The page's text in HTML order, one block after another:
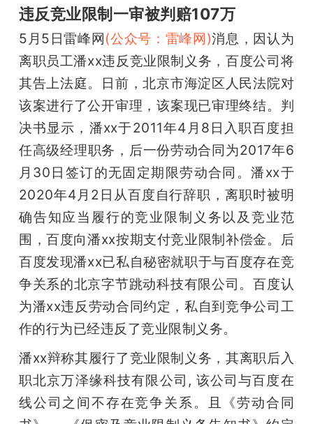
开
课
活
动
中
专
题
爱
违反竞业限制一审被判赔107万
5月5日雷峰网(公众号：雷峰网)消息，因认为
离职员工潘xx违反竞业限制义务，百度公司将
其告上法庭。日前，北京市海淀区人民法院对
该案进行了公开审理，该案现已审理终结。判
决书显示，潘xx于2011年4月8日入职百度担
任高级经理职务，后一份劳动合同为2017年6
月30日签订的无固定期限劳动合同。潘xx于
2020年4月2日从百度自行辞职，离职时被明
确告知应当履行的竞业限制义务以及竞业范
围，百度向潘xx按期支付竞业限制补偿金。后
百度发现潘xx已私自秘密就职于与百度存在竞
争关系的北京字节跳动科技有限公司。百度认
为潘xx违反劳动合同约定，私自到竞争公司工
作的行为已经违反了竞业限制义务。
潘xx辩称其履行了竞业限制义务，其离职后入
职北京万泽缘科技有限公司, 该公司与百度在
线公司之间不存在竞争关系。且《劳动合同